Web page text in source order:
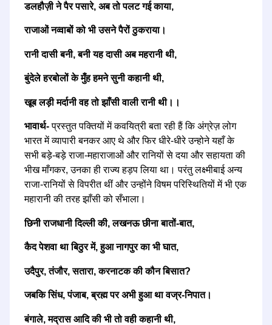
डलहौज़ी ने पैर पसारे, अब तो पलट गई काया,
राजाओं नव्वाबों को भी उसने पैरों ठुकराया।
रानी दासी बनी, बनी यह दासी अब महरानी थी,
बुंदेले हरबोलों के मुँह हमने सुनी कहानी थी,
खूब लड़ी मर्दानी वह तो झाँसी वाली रानी थी।।
भावार्थ-प्रस्तुत पक्तियों में कवयित्री बता रही हैं कि अंग्रेज़ लोग
भारत में व्यापारी बनकर आए थे और फिर धीरे-धीरे उन्होने यहाँ के
सभी बड़े-बड़े राजा-महाराजाओं और रानियों से दया और सहायता की
भीख माँगकर, उनका ही राज्य हड़प लिया था। परंतु लक्ष्मीबाई अन्य
राजा-रानियों से विपरीत थीं और उन्होंने विषम परिस्थितियों में भी एक
महारानी की तरह झाँसी को सँभाला।
छिनी राजधानी दिल्ली की, लखनऊ छीना बातों-बात,
कैद पेशवा था बिठुर में, हुआ नागपुर का भी घात,
उदैपुर, तंजौर, सतारा, करनाटक की कौन बिसात?
जबकि सिंध, पंजाब, ब्रह्म पर अभी हुआ था वज्र-निपात।
बंगाले, मद्रास आदि की भी तो वही कहानी थी,